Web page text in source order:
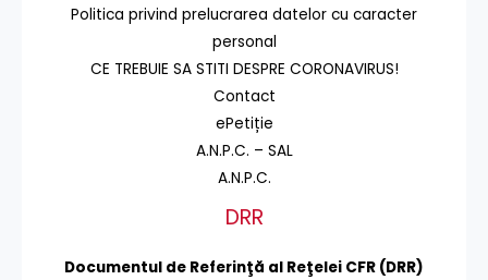
Politica privind prelucrarea datelor cu caracter
personal
CE TREBUIE SA STITI DESPRE CORONAVIRUS!
Contact
ePetiție
A.N.P.C. – SAL
A.N.P.C.
DRR
Documentul de Referinţă al Reţelei CFR (DRR)